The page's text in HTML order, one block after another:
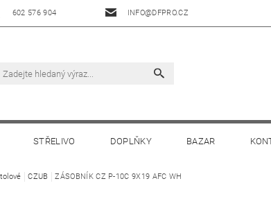
602 576 904 INFO@DFPRO.CZ
STŘELIVO DOPLŇKY BAZAR
CZUB ZÁSOBNÍK CZ P-10C 9X19 AFC WH